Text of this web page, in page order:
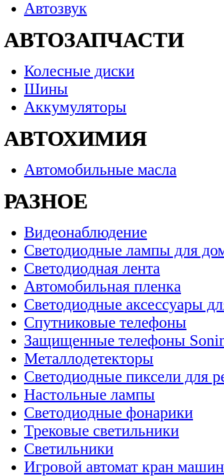
Автозвук
АВТОЗАПЧАСТИ
Колесные диски
Шины
Аккумуляторы
АВТОХИМИЯ
Автомобильные масла
РАЗНОЕ
Видеонаблюдение
Светодиодные лампы для
Светодиодная лента
Автомобильная пленка
Светодиодные аксессуары
Спутниковые телефоны
Защищенные телефоны
Металлодетекторы
Светодиодные пиксели для
Настольные лампы
Светодиодные фонарики
Трековые светильники
Светильники
Игровой автомат кран